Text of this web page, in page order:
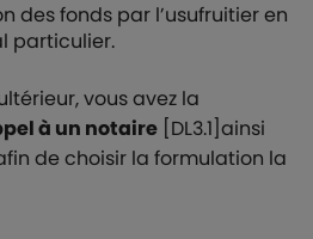
des fonds par l’usufruitier en
particulier.
vous avez la
à un notaire [DL3.1]ainsi
de choisir la formulation la